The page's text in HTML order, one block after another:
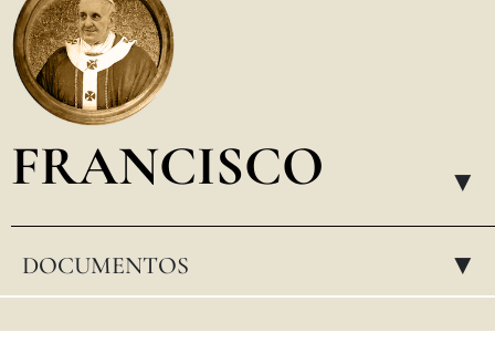
العربيّة
FRANCISCO ▸
DOCUMENTOS ▸